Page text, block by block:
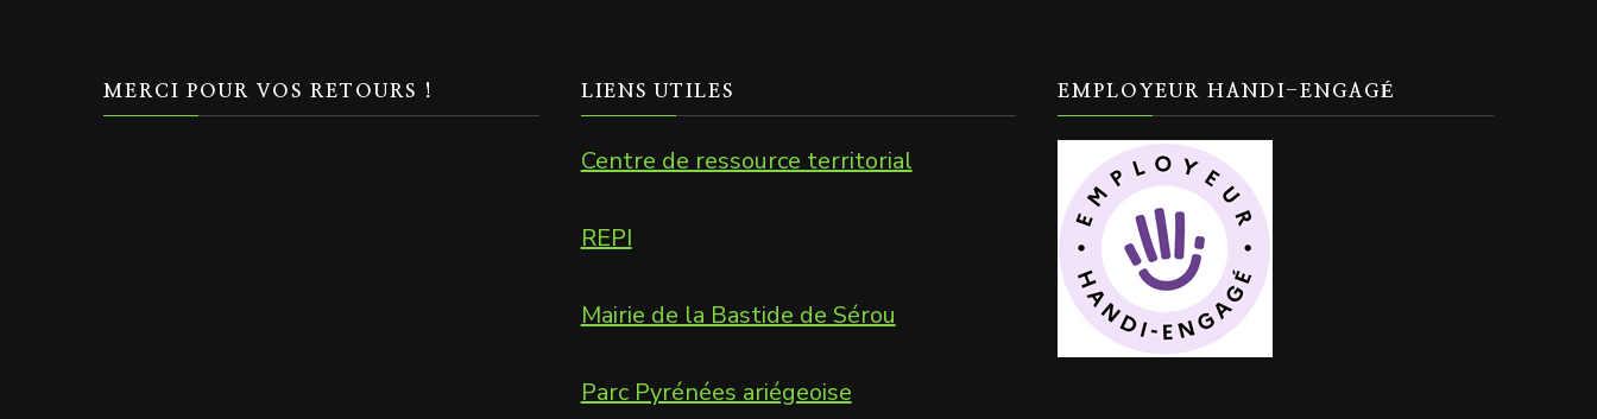
MERCI POUR VOS RETOURS ! LIENS UTILES
Centre de ressource territorial
REPI
Mairie de la Bastide de Sérou
Parc Pyrénées ariégeoise
EMPLOYEUR HANDI-ENGAGÉ